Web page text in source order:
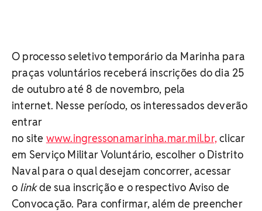
O processo seletivo temporário da Marinha para
praças voluntários receberá inscrições do dia 25
de outubro até 8 de novembro, pela
internet. Nesse período, os interessados deverão
entrar
no site www.ingressonamarinha.mar.mil.br,clicar
em Serviço Militar Voluntário, escolher o Distrito
Naval para o qual desejam concorrer, acessar
o linkde sua inscrição e o respectivo Aviso de
Convocação. Para confirmar, além de preencher